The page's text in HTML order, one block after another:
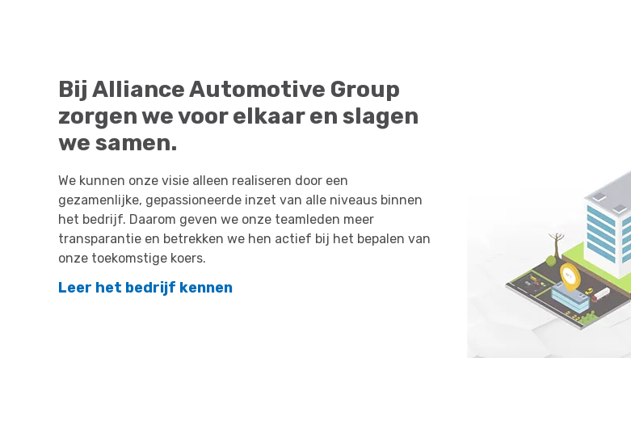
Bij Alliance Automotive Group
zorgen we voor elkaar en slagen
we samen.
We kunnen onze visie alleen realiseren door een
gezamenlijke, gepassioneerde inzet van alle niveaus binnen
het bedrijf. Daarom geven we onze teamleden meer
transparantie en betrekken we hen actief bij het bepalen van
onze toekomstige koers.
Leer het bedrijf kennen